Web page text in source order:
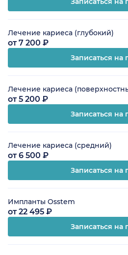
Лечение кариеса (глубокий)
от 7 200 ₽
Записаться на
Лечение кариеса
от 5 200 ₽
Записаться на
Лечение кариеса (средний)
от 6 500 ₽
Записаться на
Импланты Osstem
от 22 495 ₽
Записаться на